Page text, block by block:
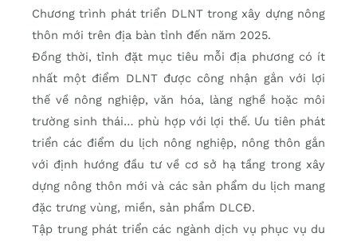
Chương trình phát triển DLNT trong xây dựng nông
thôn mới trên địa bàn tỉnh đến năm 2025.
Đồng thời, tỉnh đặt mục tiêu mỗi địa phương có ít
nhất một điểm DLNT được công nhận gắn với lợi
thế về nông nghiệp, văn hóa, làng nghề hoặc môi
trường sinh thái… phù hợp với lợi thế. Ưu tiên phát
triển các điểm du lịch nông nghiệp, nông thôn gắn
với định hướng đầu tư về cơ sở hạ tầng trong xây
dựng nông thôn mới và các sản phẩm du lịch mang
đặc trưng vùng, miền, sản phẩm DLCĐ.
Tập trung phát triển các ngành dịch vụ phục vụ du